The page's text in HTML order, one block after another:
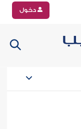
دخول